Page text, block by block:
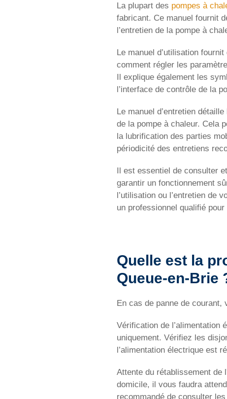
La plupart des pompes à
fabricant. Ce manuel fournit
l’entretien de la pompe à
Le manuel d’utilisation
comment régler les
Il explique également les
l’interface de contrôle de la
Le manuel d’entretien
de la pompe à chaleur. Cela
la lubrification des parties
périodicité des entretiens
Il est essentiel de consulter
garantir un fonctionnement
l’utilisation ou l’entretien de
un professionnel qualifié
Quelle est la
Queue-en-Brie
En cas de panne de
Vérification de l’alimentation
uniquement. Vérifiez les
l’alimentation électrique est
Attente du rétablissement de
domicile, il vous faudra
recommandé de consulter